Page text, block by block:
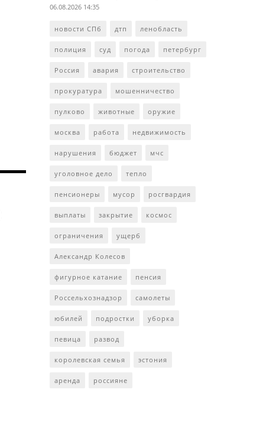
06.08.2026 14:35
новости СПб дтп ленобласть
полиция суд погода петербург
Россия авария строительство
прокуратура мошенничество
пулково животные оружие
москва работа недвижимость
нарушения бюджет мчс
уголовное дело тепло
пенсионеры мусор росгвардия
выплаты закрытие космос
ограничения ущерб
Александр Колесов
фигурное катание пенсия
Россельхознадзор самолеты
юбилей подростки уборка
певица развод
королевская семья эстония
аренда россияне